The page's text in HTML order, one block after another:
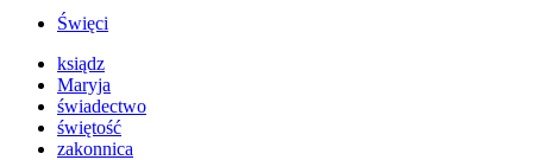
Święci
ksiądz
Maryja
świadectwo
świętość
zakonnica